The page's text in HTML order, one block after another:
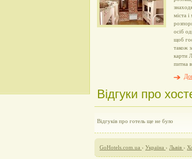
міста
осіб
щоб
також
карти
питна
Відгуки про
Відгуків про готель ще не було
GoHotels.com.ua › Україна › Львів ›